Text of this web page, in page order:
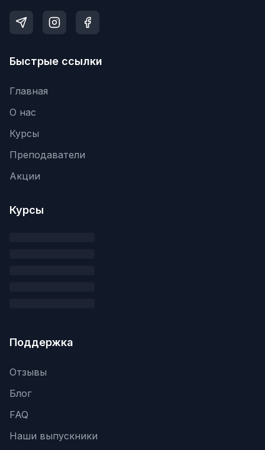
Быстрые ссылки
Главная
О нас
Курсы
Преподаватели
Акции
Курсы
Поддержка
Отзывы
Блог
FAQ
Наши выпускники